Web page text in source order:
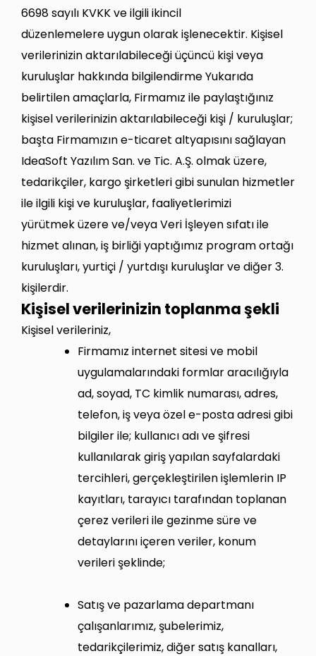
6698 sayılı KVKK ve ilgili ikincil
düzenlemelere uygun olarak işlenecektir. Kişisel
verilerinizin aktarılabileceği üçüncü kişi veya
kuruluşlar hakkında bilgilendirme Yukarıda
belirtilen amaçlarla, Firmamız ile paylaştığınız
kişisel verilerinizin aktarılabileceği kişi / kuruluşlar;
başta Firmamızın e-ticaret altyapısını sağlayan
IdeaSoft Yazılım San. ve Tic. A.Ş. olmak üzere,
tedarikçiler, kargo şirketleri gibi sunulan hizmetler
ile ilgili kişi ve kuruluşlar, faaliyetlerimizi
yürütmek üzere ve/veya Veri İşleyen sıfatı ile
hizmet alınan, iş birliği yaptığımız program ortağı
kuruluşları, yurtiçi / yurtdışı kuruluşlar ve diğer 3.
kişilerdir.
Kişisel verilerinizin toplanma şekli
Kişisel verileriniz,
Firmamız internet sitesi ve mobil
uygulamalarındaki formlar aracılığıyla
ad, soyad, TC kimlik numarası, adres,
telefon, iş veya özel e-posta adresi gibi
bilgiler ile; kullanıcı adı ve şifresi
kullanılarak giriş yapılan sayfalardaki
tercihleri, gerçekleştirilen işlemlerin IP
kayıtları, tarayıcı tarafından toplanan
çerez verileri ile gezinme süre ve
detaylarını içeren veriler, konum
verileri şeklinde;
Satış ve pazarlama departmanı
çalışanlarımız, şubelerimiz,
tedarikçilerimiz, diğer satış kanalları,